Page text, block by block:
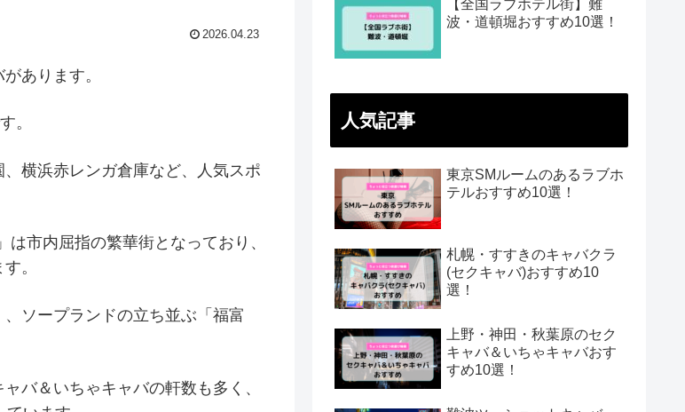
2026.04.23
あります。
。
横浜赤レンガ倉庫など、人気スポ
市内屈指の繁華街となっており、
。
ソープランドの立ち並ぶ「福富
バ＆いちゃキャバの軒数も多く、
【全国ラブホテル街】難
波・道頓堀おすすめ10選！
人気記事
東京SMルームのあるラブホ
テルおすすめ10選！
札幌・すすきのキャバクラ
(セクキャバ)おすすめ10
選！
上野・神田・秋葉原のセク
キャバ＆いちゃキャバおす
すめ10選！